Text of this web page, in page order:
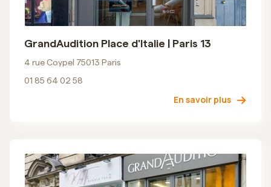
GrandAudition Place d'Italie | Paris 13
4 rue Coypel 75013 Paris
01 85 64 02 58
En savoir plus